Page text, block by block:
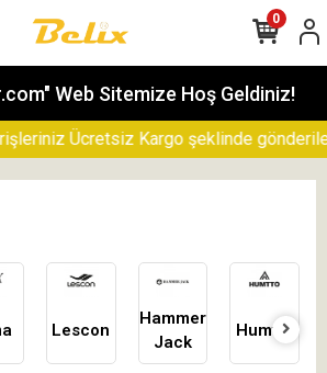
Web Sitemize Hoş Geldiniz!
Ücretsiz Kargo şeklinde
0
Lescon
Hammer
Jack
Humtto